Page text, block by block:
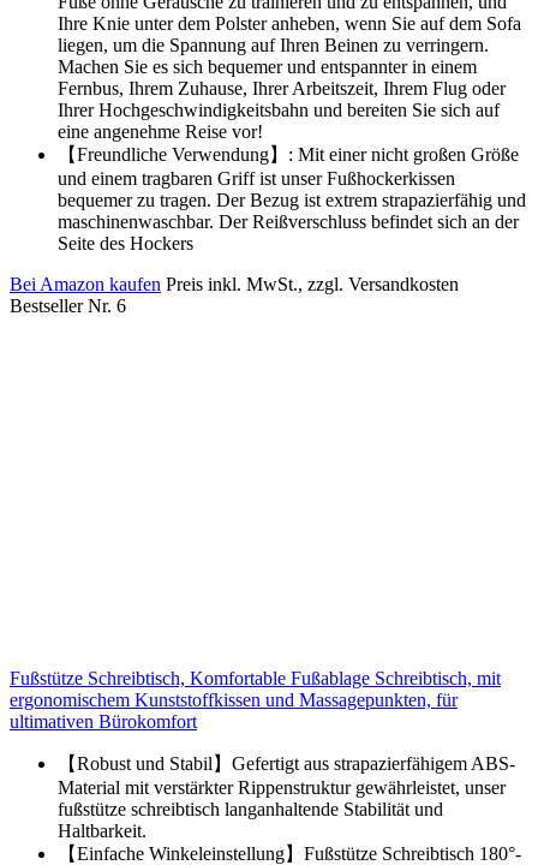
Ihre Knie unter dem Polster anheben, wenn Sie auf dem Sofa
liegen, um die Spannung auf Ihren Beinen zu verringern.
Machen Sie es sich bequemer und entspannter in einem
Fernbus, Ihrem Zuhause, Ihrer Arbeitszeit, Ihrem Flug oder
Ihrer Hochgeschwindigkeitsbahn und bereiten Sie sich auf
eine angenehme Reise vor!
【Freundliche Verwendung】: Mit einer nicht großen Größe
und einem tragbaren Griff ist unser Fußhockerkissen
bequemer zu tragen. Der Bezug ist extrem strapazierfähig und
maschinenwaschbar. Der Reißverschluss befindet sich an der
Seite des Hockers
Bei Amazon kaufen Preis inkl. MwSt., zzgl. Versandkosten
Bestseller Nr. 6
Fußstütze Schreibtisch, Komfortable Fußablage Schreibtisch, mit
ergonomischem Kunststoffkissen und Massagepunkten, für
ultimativen Bürokomfort
【Robust und Stabil】Gefertigt aus strapazierfähigem ABS-
Material mit verstärkter Rippenstruktur gewährleistet, unser
fußstütze schreibtisch langanhaltende Stabilität und
Haltbarkeit.
【Einfache Winkeleinstellung】Fußstütze Schreibtisch 180°-